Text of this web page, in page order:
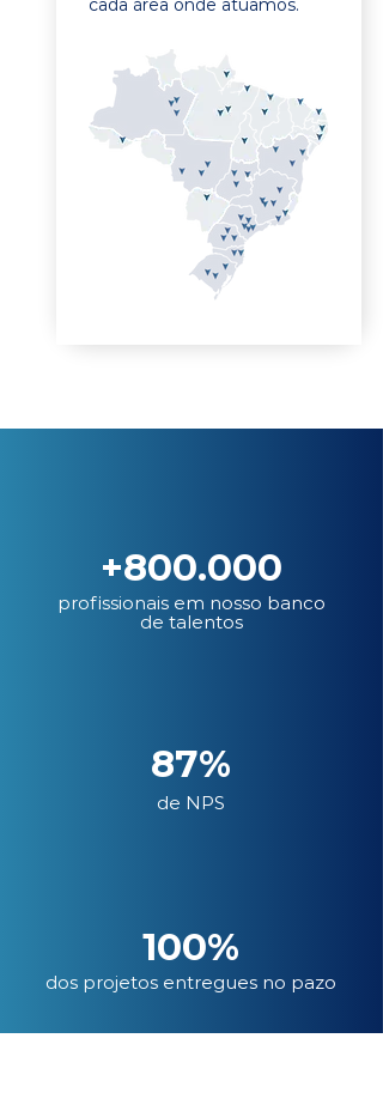
cada área onde atuamos.
+800.000
profissionais em nosso banco
de talentos
87%
de NPS
100%
dos projetos entregues no pazo